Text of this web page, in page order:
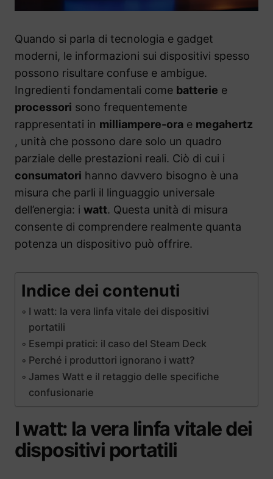
Quando si parla di tecnologia e gadget
moderni, le informazioni sui dispositivi spesso
possono risultare confuse e ambigue.
Ingredienti fondamentali come batterie e
processori sono frequentemente
rappresentati in milliampere-ora e megahertz
, unità che possono dare solo un quadro
parziale delle prestazioni reali. Ciò di cui i
consumatori hanno davvero bisogno è una
misura che parli il linguaggio universale
dell’energia: i watt. Questa unità di misura
consente di comprendere realmente quanta
potenza un dispositivo può offrire.
Indice dei contenuti
I watt: la vera linfa vitale dei dispositivi
portatili
Esempi pratici: il caso del Steam Deck
Perché i produttori ignorano i watt?
James Watt e il retaggio delle specifiche
confusionarie
I watt: la vera linfa vitale dei
dispositivi portatili